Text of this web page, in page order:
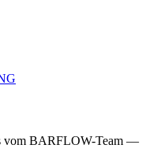
vom BARFLOW-Team —